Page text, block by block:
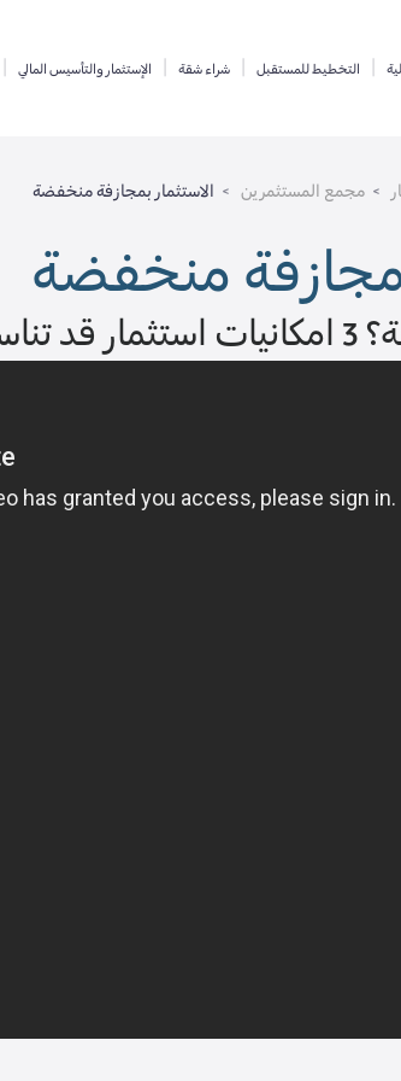
التخطيط للمستقبل شراء شقة الإستثمار والتأسيس المالي
مجمع المستثمرين الاستثمار بمجازفة منخفضة
بمجازفة منخفضة